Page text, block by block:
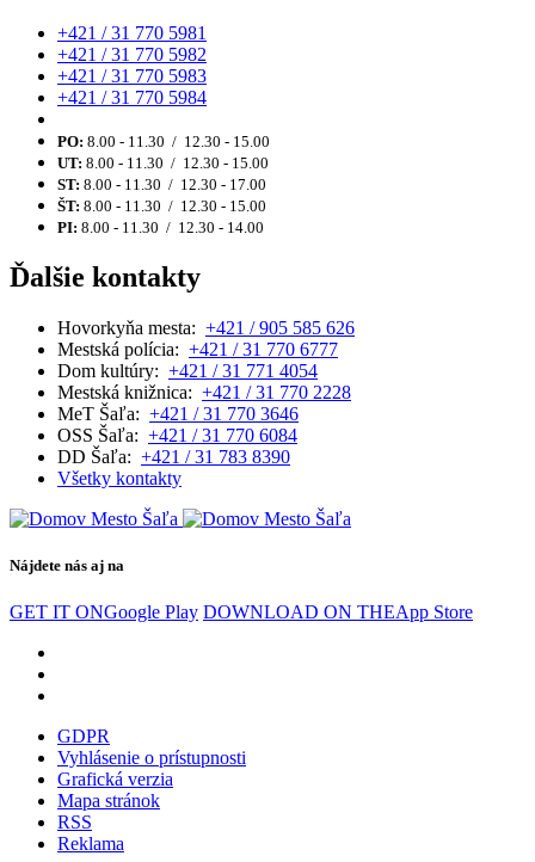
+421 / 31 770 5981
+421 / 31 770 5982
+421 / 31 770 5983
+421 / 31 770 5984
PO: 8.00 - 11.30 / 12.30 - 15.00
UT: 8.00 - 11.30 / 12.30 - 15.00
ST: 8.00 - 11.30 / 12.30 - 17.00
ŠT: 8.00 - 11.30 / 12.30 - 15.00
PI: 8.00 - 11.30 / 12.30 - 14.00
Ďalšie kontakty
Hovorkyňa mesta: +421 / 905 585 626
Mestská polícia: +421 / 31 770 6777
Dom kultúry: +421 / 31 771 4054
Mestská knižnica: +421 / 31 770 2228
MeT Šaľa: +421 / 31 770 3646
OSS Šaľa: +421 / 31 770 6084
DD Šaľa: +421 / 31 783 8390
Všetky kontakty
Nájdete nás aj na
GET IT ONGoogle Play DOWNLOAD ON THEApp Store
GDPR
Vyhlásenie o prístupnosti
Grafická verzia
Mapa stránok
RSS
Reklama